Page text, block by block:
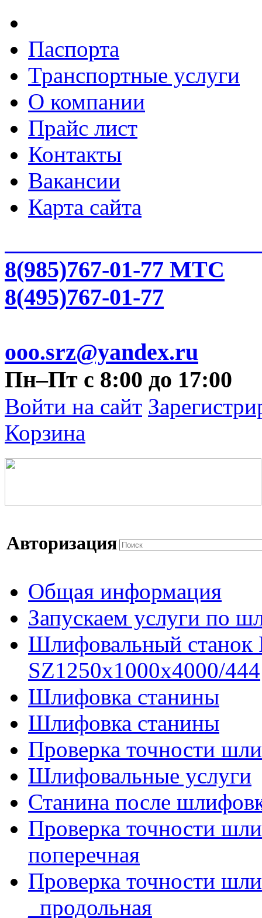
Паспорта
Транспортные услуги
О компании
Прайс лист
Контакты
Вакансии
Карта сайта
8(985)767-01-77 МТС
8(495)767-01-77
ooo.srz@yandex.ru
Пн–Пт с 8:00 до 17:00
Войти на сайт
Корзина
Авторизация
Общая информация
Запускаем услуги по
Шлифовальный
SZ1250x1000x4000/444
Шлифовка станины
Шлифовка станины
Проверка точности
Шлифовальные услуги
Станина после
Проверка точности
поперечная
Проверка точности
_продольная